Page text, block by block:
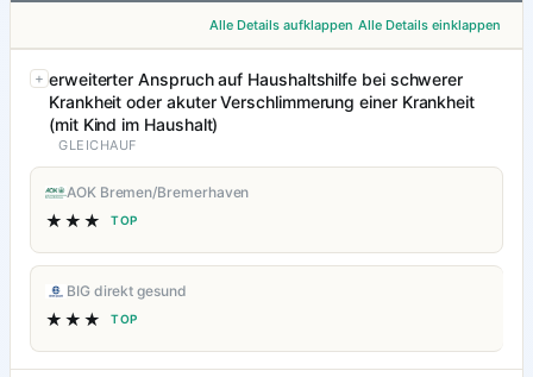
Alle Details aufklappen Alle Details einklappen
erweiterter Anspruch auf Haushaltshilfe bei schwerer
Krankheit oder akuter Verschlimmerung einer Krankheit
(mit Kind im Haushalt)
GLEICHAUF
AOK Bremen/Bremerhaven
★★★ TOP
BIG direkt gesund
★★★ TOP